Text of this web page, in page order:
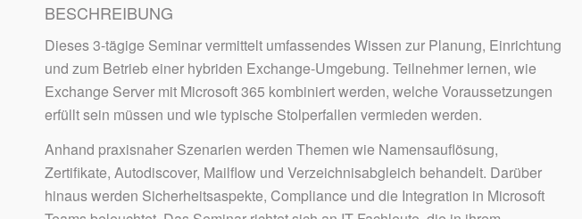
BESCHREIBUNG
Dieses 3-tägige Seminar vermittelt umfassendes Wissen zur Planung, Einrichtung
und zum Betrieb einer hybriden Exchange-Umgebung. Teilnehmer lernen, wie
Exchange Server mit Microsoft 365 kombiniert werden, welche Voraussetzungen
erfüllt sein müssen und wie typische Stolperfallen vermieden werden.
Anhand praxisnaher Szenarien werden Themen wie Namensauflösung,
Zertifikate, Autodiscover, Mailflow und Verzeichnisabgleich behandelt. Darüber
hinaus werden Sicherheitsaspekte, Compliance und die Integration in Microsoft